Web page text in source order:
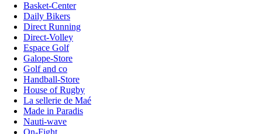
Basket-Center
Daily Bikers
Direct Running
Direct-Volley
Espace Golf
Galope-Store
Golf and co
Handball-Store
House of Rugby
La sellerie de Maé
Made in Paradis
Nauti-wave